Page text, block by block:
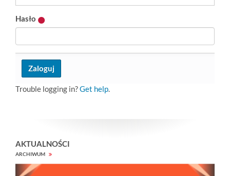
Hasło
Trouble logging in?Get help.
AKTUALNOŚCI
ARCHIWUM